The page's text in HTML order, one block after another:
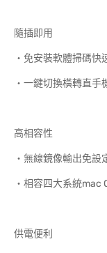
隨插即用
‧免安裝軟體掃碼快
‧一鍵切換橫轉直手
高相容性
‧無線鏡像輸出免設
‧相容四大系統mac
供電便利